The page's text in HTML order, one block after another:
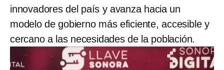
innovadores del país y avanza hacia un
modelo de gobierno más eficiente, accesible y
cercano a las necesidades de la población.